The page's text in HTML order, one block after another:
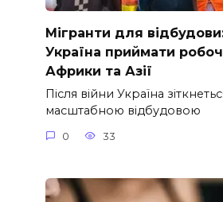
Мігранти для
Україна приймати
Африки та Азії
Після війни Україна
масштабною відбудовою
0 33